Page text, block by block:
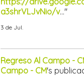
a3shrVLJvNio/v..."
3 de Jul.
Regreso Al Campo -
Campo - CM's